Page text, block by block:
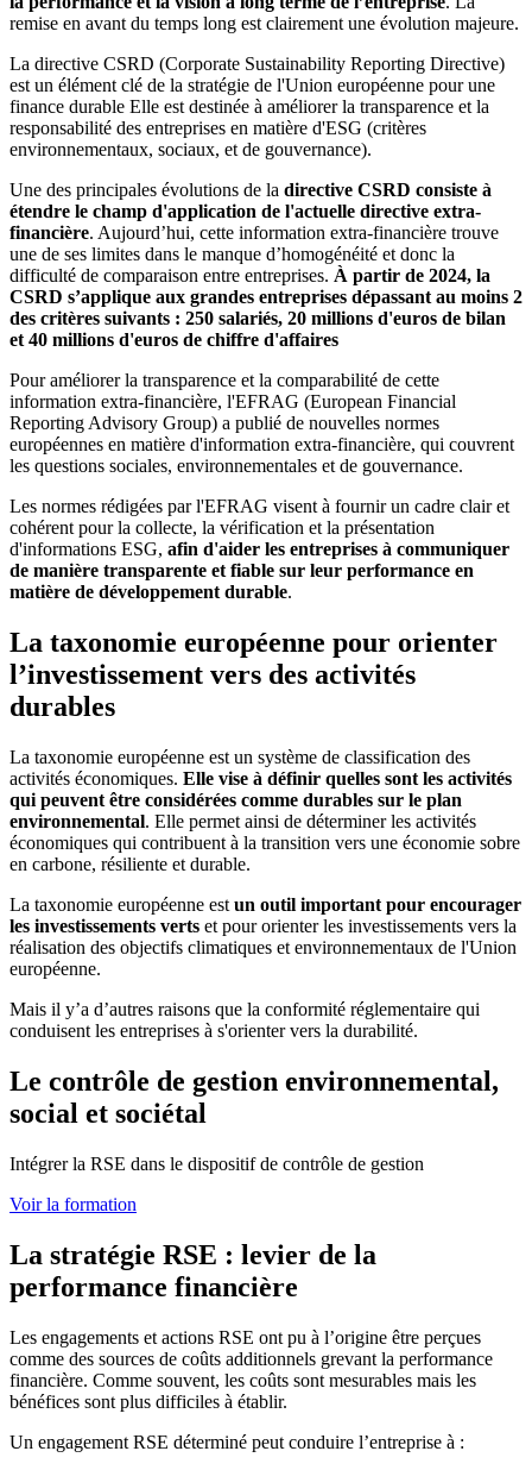
remise en avant du temps long est clairement une évolution majeure.
La directive CSRD (Corporate Sustainability Reporting Directive)
est un élément clé de la stratégie de l'Union européenne pour une
finance durable Elle est destinée à améliorer la transparence et la
responsabilité des entreprises en matière d'ESG (critères
environnementaux, sociaux, et de gouvernance).
Une des principales évolutions de la directive CSRD consiste à
étendre le champ d'application de l'actuelle directive extra-
financière. Aujourd’hui, cette information extra-financière trouve
une de ses limites dans le manque d’homogénéité et donc la
difficulté de comparaison entre entreprises. À partir de 2024, la
CSRD s’applique aux grandes entreprises dépassant au moins 2
des critères suivants : 250 salariés, 20 millions d'euros de bilan
et 40 millions d'euros de chiffre d'affaires
Pour améliorer la transparence et la comparabilité de cette
information extra-financière, l'EFRAG (European Financial
Reporting Advisory Group) a publié de nouvelles normes
européennes en matière d'information extra-financière, qui couvrent
les questions sociales, environnementales et de gouvernance.
Les normes rédigées par l'EFRAG visent à fournir un cadre clair et
cohérent pour la collecte, la vérification et la présentation
d'informations ESG, afin d'aider les entreprises à communiquer
de manière transparente et fiable sur leur performance en
matière de développement durable.
La taxonomie européenne pour orienter
l’investissement vers des activités
durables
La taxonomie européenne est un système de classification des
activités économiques. Elle vise à définir quelles sont les activités
qui peuvent être considérées comme durables sur le plan
environnemental. Elle permet ainsi de déterminer les activités
économiques qui contribuent à la transition vers une économie sobre
en carbone, résiliente et durable.
La taxonomie européenne est un outil important pour encourager
les investissements verts et pour orienter les investissements vers la
réalisation des objectifs climatiques et environnementaux de l'Union
européenne.
Mais il y’a d’autres raisons que la conformité réglementaire qui
conduisent les entreprises à s'orienter vers la durabilité.
Le contrôle de gestion environnemental,
social et sociétal
Intégrer la RSE dans le dispositif de contrôle de gestion
Voir la formation
La stratégie RSE : levier de la
performance financière
Les engagements et actions RSE ont pu à l’origine être perçues
comme des sources de coûts additionnels grevant la performance
financière. Comme souvent, les coûts sont mesurables mais les
bénéfices sont plus difficiles à établir.
Un engagement RSE déterminé peut conduire l’entreprise à :